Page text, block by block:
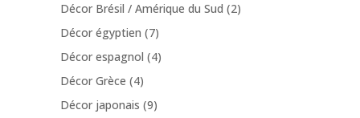
Décor Brésil / Amérique du Sud (2)
Décor égyptien (7)
Décor espagnol (4)
Décor Grèce (4)
Décor japonais (9)